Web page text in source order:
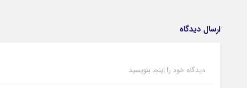
ارسال دیدگاه
دیدگاه خود را اینجا بنویسید